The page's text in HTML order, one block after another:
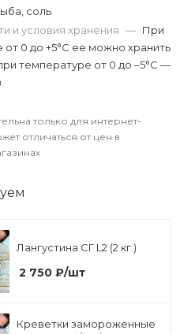
соль
и условия хранения — При
0 до +5°C ее можно хранить
температуре от 0 до –5°C —
только для интернет-
отличаться от цен в
Лангустина СГ L2 (2 кг.)
2 750 ₽/шт
Креветки замороженные